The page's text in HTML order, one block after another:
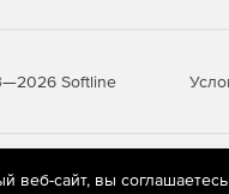
Softline
рекомендательные
веб-сайт, вы